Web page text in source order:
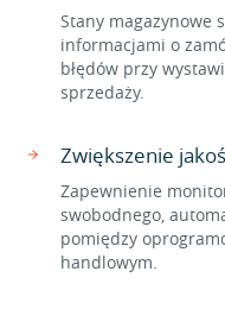
Stany magazynowe
informacjami o
błędów przy
sprzedaży.
Zwiększenie
Zapewnienie
swobodnego,
pomiędzy
handlowym.